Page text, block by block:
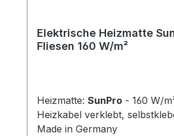
Elektrische Heizmatte
Fliesen 160 W/m²
Heizmatte: SunPro - 160 W/
Heizkabel verklebt,
Made in Germany